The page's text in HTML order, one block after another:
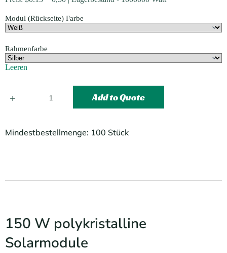
Modul (Rückseite) Farbe
Rahmenfarbe
Leeren
Add to Quote
Mindestbestellmenge: 100 Stück
150 W polykristalline
Solarmodule